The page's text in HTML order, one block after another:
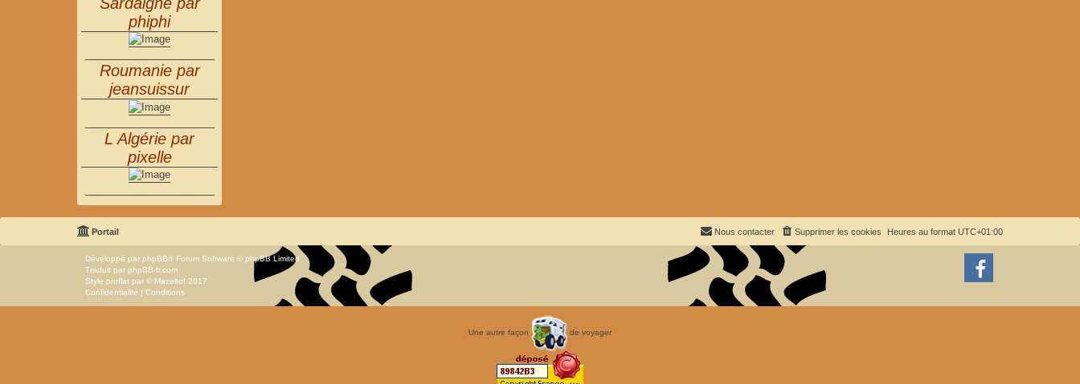
phiphi
Roumanie par
jeansuissur
L Algérie par
pixelle
Portail Heures au format UTC+01:00
Supprimer les cookies
Nous contacter
Développé par phpBB® Forum Software © phpBB Limited
Traduit par phpBB-fr.com
Style proflat par © Mazeltof 2017
Confidentialité | Conditions
Une autre façon de voyager